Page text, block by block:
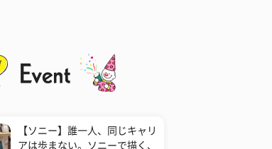
【ソニー】誰一人、同じキャリ
アは歩まない。ソニーで描く、